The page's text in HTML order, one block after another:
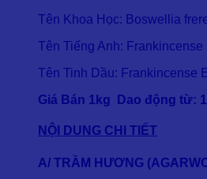
Tên Khoa Học: Boswellia
Tên Tiếng Anh: Frankincense
Tên Tinh Dầu: Frankincense
Giá Bán 1kg Dao động từ:
NỘI DUNG CHI TIẾT
A/ TRẦM HƯƠNG